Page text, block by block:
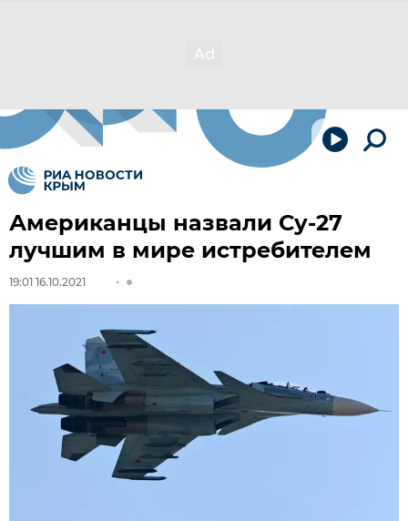
Американцы назвали Су-27
лучшим в мире истребителем
19:01 16.10.2021